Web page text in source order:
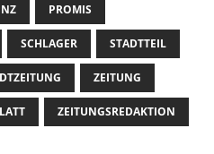
PROMIS
SCHLAGER STADTTEIL
ZEITUNG
ZEITUNGSREDAKTION